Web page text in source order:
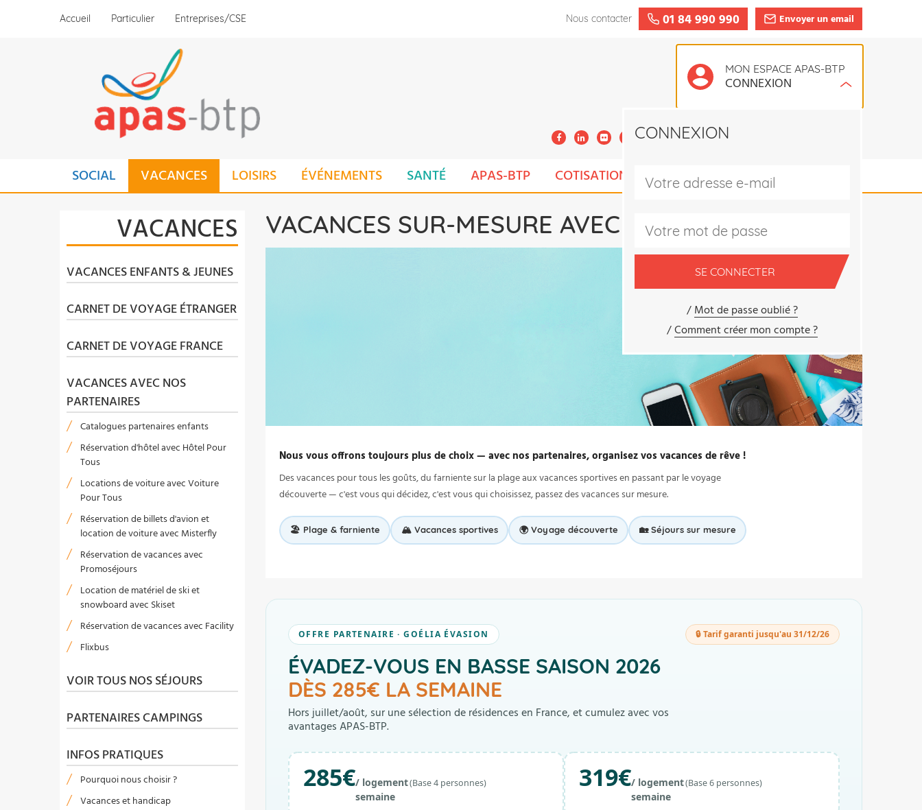
Accueil Particulier Entreprises/CSE Nous contacter 01 84 990 990 Envoyer un email
MON ESPACE APAS-BTP
CONNEXION
CONNEXION
SE CONNECTER
Mot de passe oublié ?
Comment créer mon compte ?
CRÉER UN COMPTE
MAIN
NAVIGATION
SOCIAL VACANCES LOISIRS ÉVÉNEMENTS SANTÉ APAS-BTP COTISATIONS ADHÉRENT
VACANCES
VACANCES ENFANTS & JEUNES
CARNET DE VOYAGE ÉTRANGER
CARNET DE VOYAGE FRANCE
VACANCES AVEC NOS
PARTENAIRES
Catalogues partenaires enfants
Réservation d'hôtel avec Hôtel Pour
Tous
Locations de voiture avec Voiture
Pour Tous
Réservation de billets d'avion et
location de voiture avec Misterfly
Réservation de vacances avec
Promoséjours
Location de matériel de ski et
snowboard avec Skiset
Réservation de vacances avec Facility
Flixbus
VOIR TOUS NOS SÉJOURS
PARTENAIRES CAMPINGS
INFOS PRATIQUES
Pourquoi nous choisir ?
Vacances et handicap
VACANCES SUR-MESURE AVEC NOS PARTENAIRES
Nous vous offrons toujours plus de choix — avec nos partenaires, organisez vos vacances de rêve !
Des vacances pour tous les goûts, du farniente sur la plage aux vacances sportives en passant par le voyage
découverte — c'est vous qui décidez, c'est vous qui choisissez, passez des vacances sur mesure.
🏖️ Plage & farniente 🏔️ Vacances sportives 🌍 Voyage découverte 🏡 Séjours sur mesure
OFFRE PARTENAIRE · GOÉLIA ÉVASION 🔒 Tarif garanti jusqu'au 31/12/26
ÉVADEZ-VOUS EN BASSE SAISON 2026
DÈS 285€ LA SEMAINE
Hors juillet/août, sur une sélection de résidences en France, et cumulez avec vos
avantages APAS-BTP.
285€/ logement
semaine
(Base 4 personnes) 319€/ logement
semaine
(Base 6 personnes)